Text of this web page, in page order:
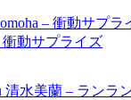
衝動サプライズ